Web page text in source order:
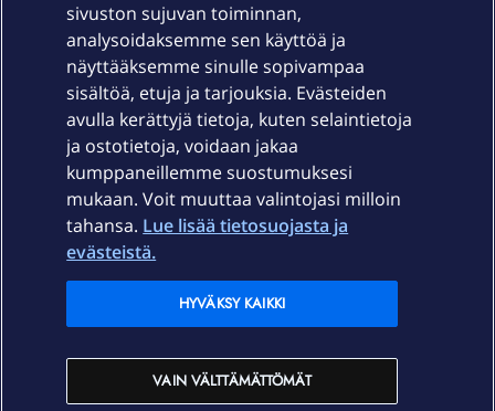
Laitteet & liittymät
Palvelut
Ajankohtaista
Elisa Oyj
In English
sivuston sujuvan toiminnan,
analysoidaksemme sen käyttöä ja
näyttääksemme sinulle sopivampaa
sisältöä, etuja ja tarjouksia. Evästeiden
avulla kerättyjä tietoja, kuten selaintietoja
ja ostotietoja, voidaan jakaa
kumppaneillemme suostumuksesi
mukaan. Voit muuttaa valintojasi milloin
tahansa. Lue lisää tietosuojasta ja
evästeistä.
VAIN VÄLTTÄMÄTTÖMÄT
HYVÄKSY KAIKKI